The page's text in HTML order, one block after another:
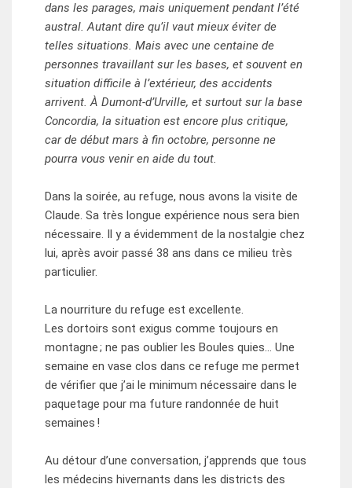
dans les parages, mais uniquement pendant l’été
austral. Autant dire qu’il vaut mieux éviter de
telles situations. Mais avec une centaine de
personnes travaillant sur les bases, et souvent en
situation difficile à l’extérieur, des accidents
arrivent. À Dumont-d’Urville, et surtout sur la base
Concordia, la situation est encore plus critique,
car de début mars à fin octobre, personne ne
pourra vous venir en aide du tout.
Dans la soirée, au refuge, nous avons la visite de
Claude. Sa très longue expérience nous sera bien
nécessaire. Il y a évidemment de la nostalgie chez
lui, après avoir passé 38 ans dans ce milieu très
particulier.
La nourriture du refuge est excellente.
Les dortoirs sont exigus comme toujours en
montagne ; ne pas oublier les Boules quies… Une
semaine en vase clos dans ce refuge me permet
de vérifier que j’ai le minimum nécessaire dans le
paquetage pour ma future randonnée de huit
semaines !
Au détour d’une conversation, j’apprends que tous
les médecins hivernants dans les districts des